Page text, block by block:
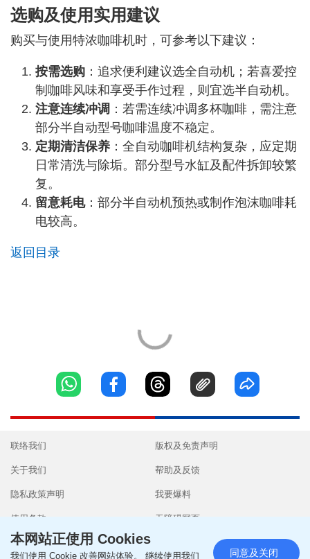
选购及使用实用建议
购买与使用特浓咖啡机时，可参考以下建议：
按需选购 ：追求便利建议选全自动机；若喜爱控
制咖啡风味和享受手作过程，则宜选半自动机。
注意连续冲调 ：若需连续冲调多杯咖啡，需注意
部分半自动型号咖啡温度不稳定。
定期清洁保养 ：全自动咖啡机结构复杂，应定期
日常清洗与除垢。部分型号水缸及配件拆卸较繁
复。
留意耗电：部分半自动机预热或制作泡沫咖啡耗
电较高。
返回目录
联络我们
关于我们
隐私政策声明
使用条款
版权及免责声明
帮助及反馈
我要爆料
无障碍网页
本网站正使用 Cookies
我们使用 Cookie 改善网站体验。 继续使用我们 同意及关闭